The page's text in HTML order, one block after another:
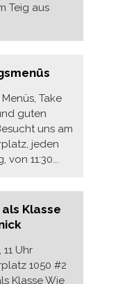
Teig aus
Take
guten
uns am
jeden
11:30...
Klasse
11 Uhr
1050 #2
Klasse Wie